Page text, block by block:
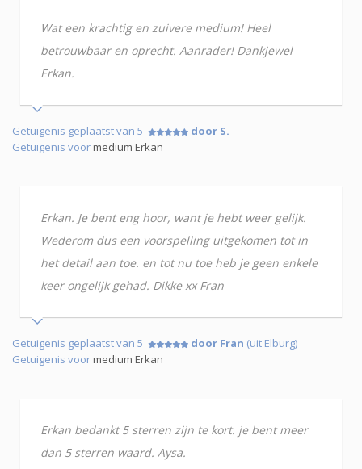
Wat een krachtig en zuivere medium! Heel
betrouwbaar en oprecht. Aanrader! Dankjewel
Erkan.
Getuigenis geplaatst van 5
door S.
Getuigenis voormedium Erkan
Erkan. Je bent eng hoor, want je hebt weer gelijk.
Wederom dus een voorspelling uitgekomen tot in
het detail aan toe. en tot nu toe heb je geen enkele
keer ongelijk gehad. Dikke xx Fran
Getuigenis geplaatst van 5 door Fran (uit Elburg)
Getuigenis voormedium Erkan
Erkan bedankt 5 sterren zijn te kort. je bent meer
dan 5 sterren waard. Aysa.